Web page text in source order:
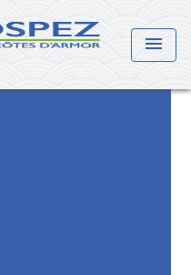
menu